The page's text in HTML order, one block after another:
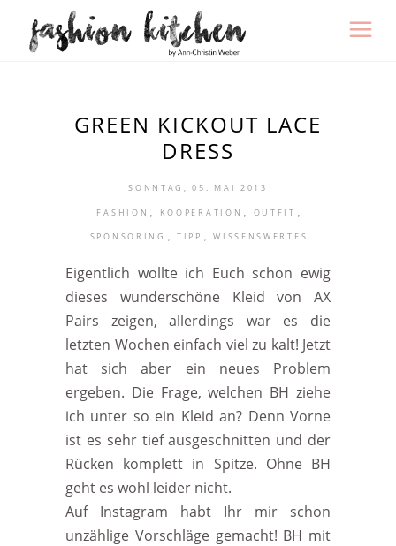
GREEN KICKOUT LACE
DRESS
SONNTAG, 05. MAI 2013
FASHION , KOOPERATION , OUTFIT ,
SPONSORING , TIPP , WISSENSWERTES
Eigentlich wollte ich Euch schon ewig
dieses wunderschöne Kleid von AX
Pairs zeigen, allerdings war es die
letzten Wochen einfach viel zu kalt! Jetzt
hat sich aber ein neues Problem
ergeben. Die Frage, welchen BH ziehe
ich unter so ein Kleid an? Denn Vorne
ist es sehr tief ausgeschnitten und der
Rücken komplett in Spitze. Ohne BH
geht es wohl leider nicht.
Auf Instagram habt Ihr mir schon
unzählige Vorschläge gemacht! BH mit